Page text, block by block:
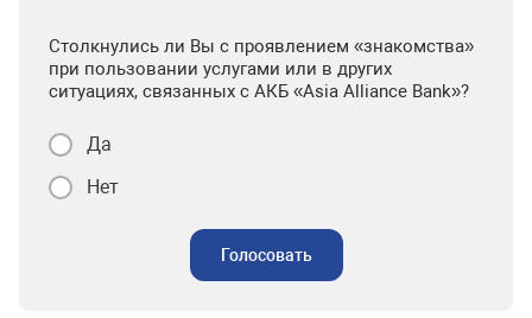
Столкнулись ли Вы с проявлением «знакомства»
при пользовании услугами или в других
ситуациях, связанных с АКБ «Asia Alliance Bank»?
Да
Нет
Голосовать